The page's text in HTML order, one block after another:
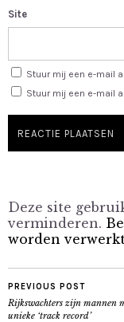
Site
Stuur mij een e-mail
Stuur mij een e-mail
Deze site
verminderen.
worden
PREVIOUS POST
Rijkswachters zijn mannen
unieke ‘track record’